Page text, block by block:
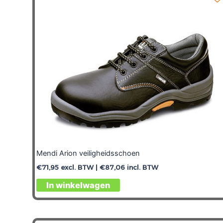
Mendi Arion veiligheidsschoen
€71,95 excl. BTW | €87,06 incl. BTW
In winkelwagen